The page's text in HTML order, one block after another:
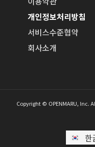
개인정보처리방침
서비스수준협약
회사소개
Copyright © OPENMARU, Inc.
한